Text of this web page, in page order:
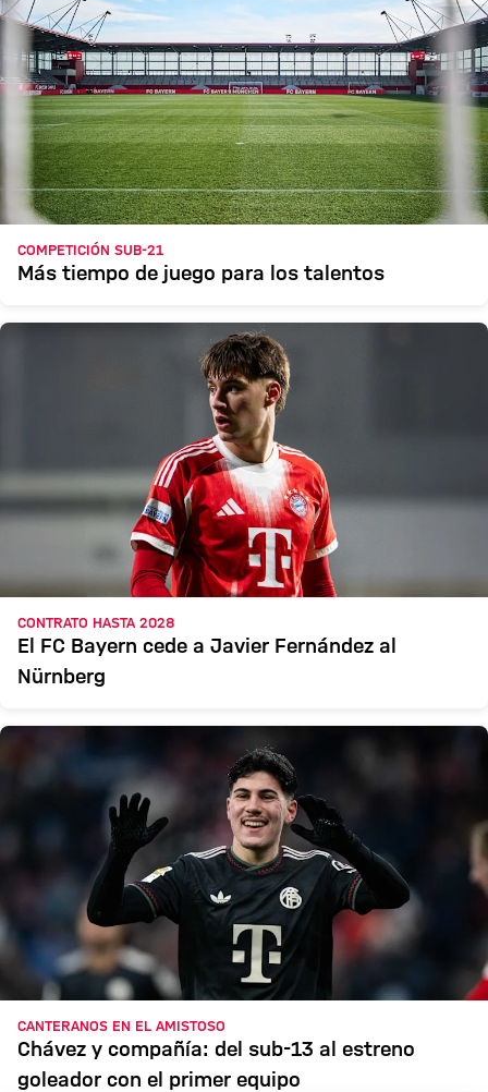
COMPETICIÓN SUB-21
Más tiempo de juego para los talentos
CONTRATO HASTA 2028
El FC Bayern cede a Javier Fernández al
Nürnberg
CANTERANOS EN EL AMISTOSO
Chávez y compañía: del sub-13 al estreno
goleador con el primer equipo